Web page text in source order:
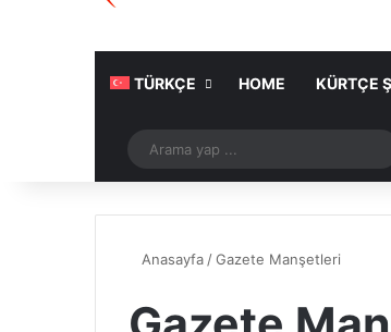
TÜRKÇE HOME KÜRTÇE
Rastgele Makale
Anasayfa /Gazete Manşetleri